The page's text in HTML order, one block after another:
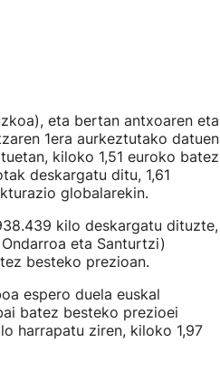
eta bertan antxoaren eta
1era aurkeztutako datuen
kiloko 1,51 euroko batez
deskargatu ditu, 1,61
globalarekin.
kilo deskargatu dituzte,
eta Santurtzi)
besteko prezioan.
espero duela euskal
batez besteko prezioei
harrapatu ziren, kiloko 1,97